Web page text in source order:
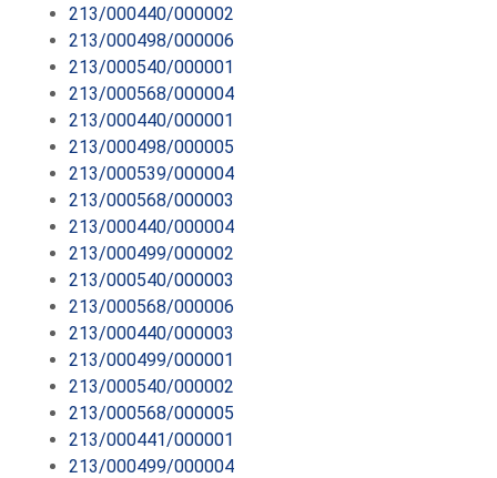
213/000440/000002
213/000498/000006
213/000540/000001
213/000568/000004
213/000440/000001
213/000498/000005
213/000539/000004
213/000568/000003
213/000440/000004
213/000499/000002
213/000540/000003
213/000568/000006
213/000440/000003
213/000499/000001
213/000540/000002
213/000568/000005
213/000441/000001
213/000499/000004